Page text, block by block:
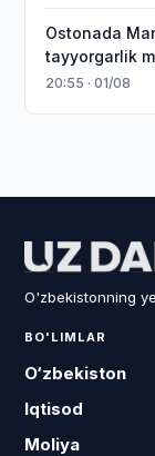
Ostonada
tayyorgarlik
20:55 · 01/08
O'zbekistonning
BO'LIMLAR
O‘zbekiston
Iqtisod
Moliya